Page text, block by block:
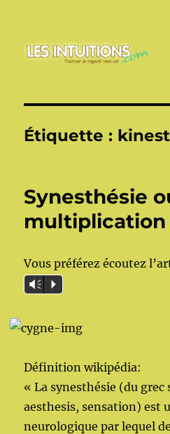
Étiquette :
Synesthésie
multiplication
Vous préférez écoutez
Vm P
Définition wikipédia:
« La synesthésie (du
aesthesis, sensation) est
neurologique par lequel